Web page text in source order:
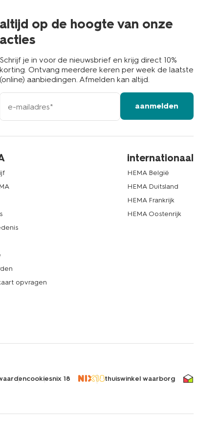
altijd op de hoogte van onze
acties
Schrijf je in voor de nieuwsbrief en krijg direct 10%
korting. Ontvang meerdere keren per week de laatste
(online) aanbiedingen. Afmelden kan altijd.
e-
mailadres
aanmelden
opvragen
internationaal
HEMA België
HEMA Duitsland
HEMA Frankrijk
HEMA Oostenrijk
cookiesnix 18 thuiswinkel waarborg